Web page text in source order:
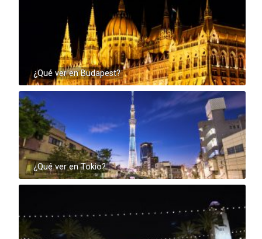
¿Qué ver en Budapest?
¿Qué ver en Tokio?